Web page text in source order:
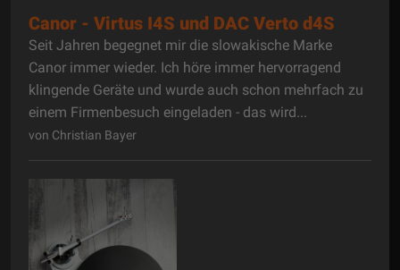
Canor - Virtus I4S und DAC Verto d4S
Seit Jahren begegnet mir die slowakische Marke
Canor immer wieder. Ich höre immer hervorragend
klingende Geräte und wurde auch schon mehrfach zu
einem Firmenbesuch eingeladen - das wird...
von Christian Bayer